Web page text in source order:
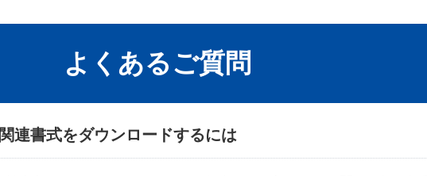
よくあるご質問
関連書式をダウンロードするには